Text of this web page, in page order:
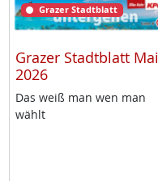
Grazer Stadtblatt
Grazer Stadtblatt Mai
2026
Das weiß man wen man
wählt